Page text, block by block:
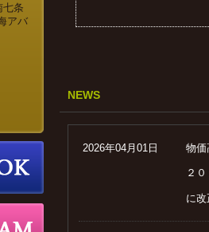
NEWS
2026年04月01日 物価
２
に
七条
アバ